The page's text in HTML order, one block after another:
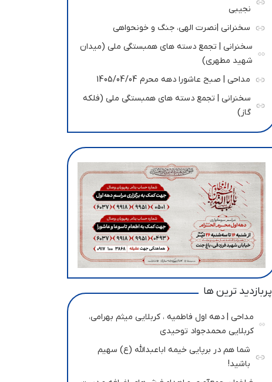
نجیبی
سخنرانی |نصرت الهی، جنگ و خونحواهی
سخنرانی | تجمع دسته های همبستگی ملی (میدان
شهید مطهری)
مداحی | صبح عاشورا دهه محرم 1405/04/04
سخنرانی | تجمع دسته های همبستگی ملی (فلکه
گاز)
پربازدید ترین ها
مداحی | دهه اول فاطمیه ، کربلایی میثم بهرامی،
کربلایی محمدجواد توحیدی
شما هم در برپایی خیمه اباعبدالله (ع) سهیم
باشید!